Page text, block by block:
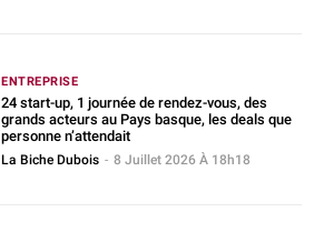
ENTREPRISE
24 start-up, 1 journée de rendez-vous, des
grands acteurs au Pays basque, les deals que
personne n’attendait
La Biche Dubois - 8 Juillet 2026 À 18h18